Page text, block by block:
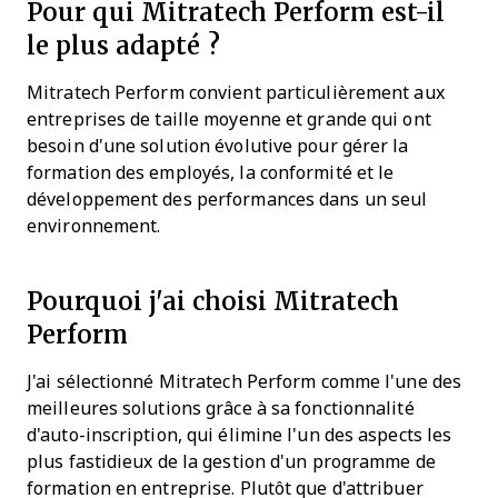
Pour qui Mitratech Perform est-il
le plus adapté ?
Mitratech Perform convient particulièrement aux
entreprises de taille moyenne et grande qui ont
besoin d'une solution évolutive pour gérer la
formation des employés, la conformité et le
développement des performances dans un seul
environnement.
Pourquoi j'ai choisi Mitratech
Perform
J'ai sélectionné Mitratech Perform comme l'une des
meilleures solutions grâce à sa fonctionnalité
d'auto-inscription, qui élimine l'un des aspects les
plus fastidieux de la gestion d'un programme de
formation en entreprise. Plutôt que d'attribuer